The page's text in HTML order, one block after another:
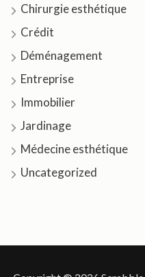
Chirurgie esthétique
Crédit
Déménagement
Entreprise
Immobilier
Jardinage
Médecine esthétique
Uncategorized